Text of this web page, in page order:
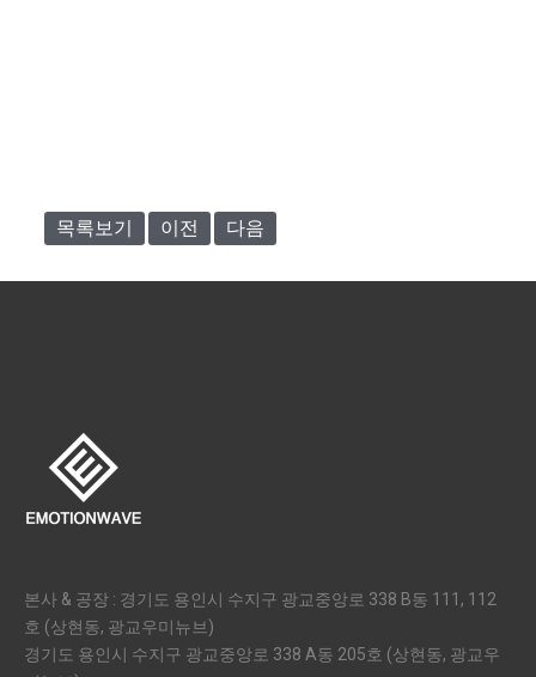
목록보기 이전 다음
본사 & 공장 : 경기도 용인시 수지구 광교중앙로 338 B동 111, 112
호 (상현동, 광교우미뉴브)
경기도 용인시 수지구 광교중앙로 338 A동 205호 (상현동, 광교우